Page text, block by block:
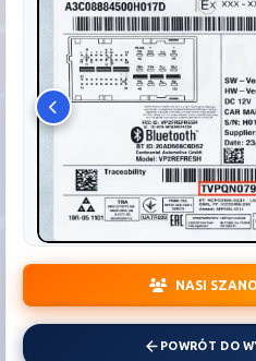
NASI
POWRÓT DO